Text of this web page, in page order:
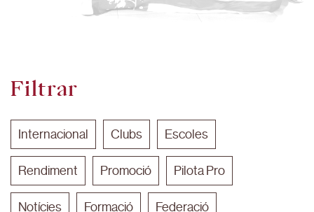
Filtrar
Internacional Clubs Escoles
Rendiment Promoció Pilota Pro
Notícies Formació Federació